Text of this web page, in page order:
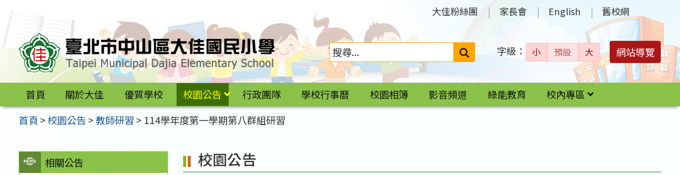
區
大佳粉絲團 家長會 English 舊校網
搜
字級： 小 預設 大 網站導覽
首頁 關於大佳 優質學校 校園公告 行政團隊 學校行事曆 校園相簿 影音頻道 綠能教育
校內專區
首頁 >校園公告 >教師研習 > 114學年度第一學期第八群組研習
相關公告 校園公告